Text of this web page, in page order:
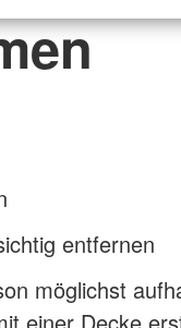
entfernen
möglichst